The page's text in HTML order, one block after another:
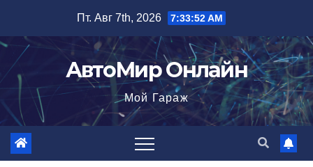
содержимому
Пт. Авг 7th, 2026 7:33:53 AM
АвтоМир Онлайн
Мой Гараж